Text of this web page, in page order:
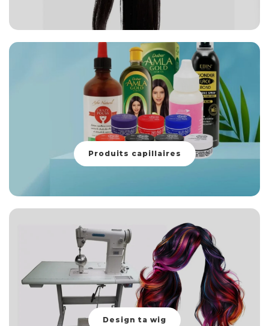
Produits capillaires
Design ta wig